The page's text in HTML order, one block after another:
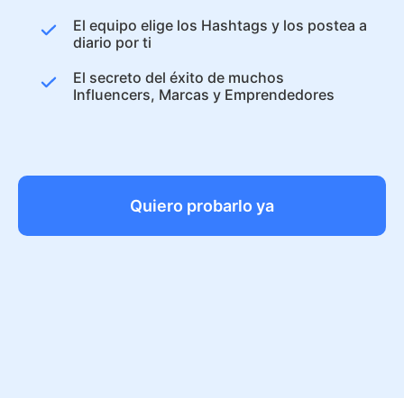
El equipo elige los Hashtags y los postea a
diario por ti
El secreto del éxito de muchos
Influencers, Marcas y Emprendedores
Quiero probarlo ya